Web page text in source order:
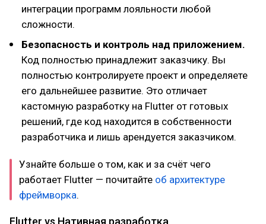
интеграции программ лояльности любой
сложности.
Безопасность и контроль над приложением.
Код полностью принадлежит заказчику. Вы
полностью контролируете проект и определяете
его дальнейшее развитие. Это отличает
кастомную разработку на Flutter от готовых
решений, где код находится в собственности
разработчика и лишь арендуется заказчиком.
Узнайте больше о том, как и за счёт чего
работает Flutter — почитайте об архитектуре
фреймворка.
Flutter vs Нативная разработка